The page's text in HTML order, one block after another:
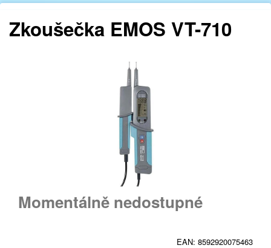
Zkoušečka EMOS VT-710
Momentálně nedostupné
EAN: 8592920075463